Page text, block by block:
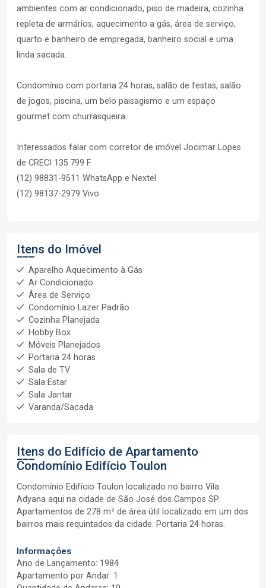
ambientes com ar condicionado, piso de madeira, cozinha
repleta de armários, aquecimento a gás, área de serviço,
quarto e banheiro de empregada, banheiro social e uma
linda sacada.
Condomínio com portaria 24 horas, salão de festas, salão
de jogos, piscina, um belo paisagismo e um espaço
gourmet com churrasqueira.
Interessados falar com corretor de imóvel Jocimar Lopes
de CRECI 135.799 F
(12) 98831-9511 WhatsApp e Nextel
(12) 98137-2979 Vivo
Itens do Imóvel
Aparelho Aquecimento à Gás
Ar Condicionado
Área de Serviço
Condomínio Lazer Padrão
Cozinha Planejada
Hobby Box
Móveis Planejados
Portaria 24 horas
Sala de TV
Sala Estar
Sala Jantar
Varanda/Sacada
Itens do Edifício de Apartamento
Condomínio Edifício Toulon
Condomínio Edifício Toulon localizado no bairro Vila
Adyana aqui na cidade de São José dos Campos SP.
Apartamentos de 278 m² de área útil localizado em um dos
bairros mais requintados da cidade. Portaria 24 horas.
Informações
Ano de Lançamento: 1984
Apartamento por Andar: 1